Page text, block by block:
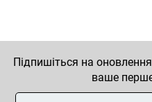
Підпишіться на
ваше